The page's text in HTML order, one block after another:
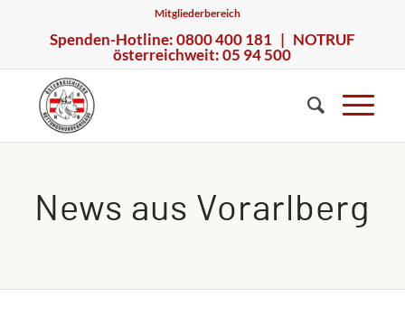
Mitgliederbereich
Spenden-Hotline: 0800 400 181 | NOTRUF
österreichweit: 05 94 500
News aus Vorarlberg